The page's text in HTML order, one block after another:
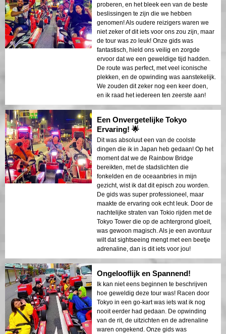
proberen, en het bleek een van de beste
beslissingen te zijn die we hebben
genomen! Als oudere reizigers waren we
niet zeker of dit iets voor ons zou zijn, maar
de tour was zo leuk! Onze gids was
fantastisch, hield ons veilig en zorgde
ervoor dat we een geweldige tijd hadden.
De route was perfect, met veel iconische
plekken, en de opwinding was aanstekelijk.
We zouden dit zeker nog een keer doen,
en ik raad het iedereen ten zeerste aan!
Een Onvergetelijke Tokyo
Ervaring! 🌟
Dit was absoluut een van de coolste
dingen die ik in Japan heb gedaan! Op het
moment dat we de Rainbow Bridge
bereikten, met de stadslichten die
fonkelden en de oceaanbries in mijn
gezicht, wist ik dat dit episch zou worden.
De gids was super professioneel, maar
maakte de ervaring ook echt leuk. Door de
nachtelijke straten van Tokio rijden met de
Tokyo Tower die op de achtergrond gloeit,
was gewoon magisch. Als je een avontuur
wilt dat sightseeing mengt met een beetje
adrenaline, dan is dit iets voor jou!
Ongelooflijk en Spannend!
Ik kan niet eens beginnen te beschrijven
hoe geweldig deze tour was! Racen door
Tokyo in een go-kart was iets wat ik nog
nooit eerder had gedaan. De opwinding
van de rit, de uitzichten en de adrenaline
waren ongekend. Onze gids was